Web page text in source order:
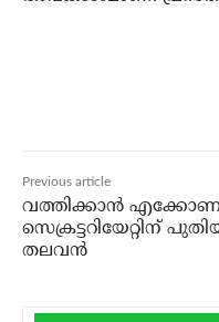
Previous article
വത്തിക്കാന്‍
സെക്രട്ടറിയേറ്റിന്
തലവന്‍